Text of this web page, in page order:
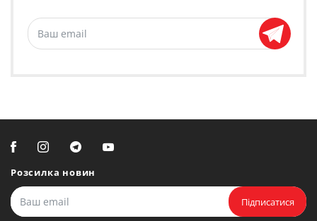
Розсилка новин
Підписатися